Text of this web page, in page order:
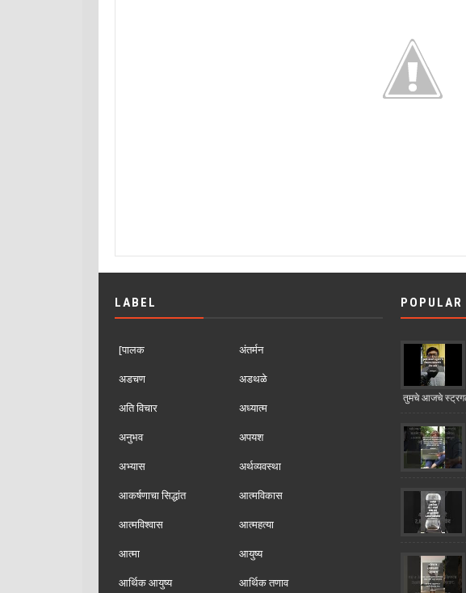
LABEL
[पालक
अंतर्मन
अडचण
अडथळे
अति विचार
अध्यात्म
अनुभव
अपयश
अभ्यास
अर्थव्यवस्था
आकर्षणाचा सिद्धांत
आत्मविकास
आत्मविश्वास
आत्महत्या
आत्मा
आयुष्य
आर्थिक आयुष्य
आर्थिक तणाव
POPULAR
तुमचे आजचे